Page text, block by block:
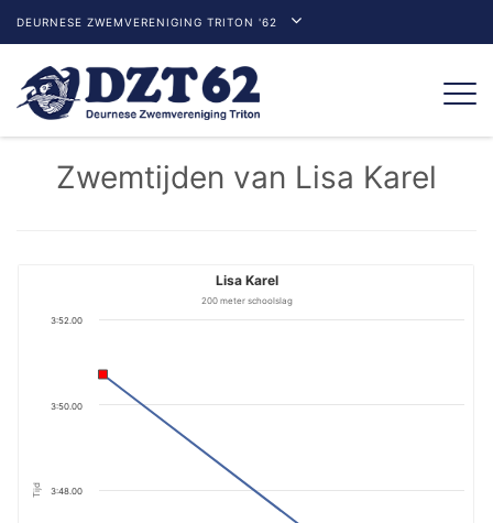
DEURNESE ZWEMVERENIGING TRITON '62
Zwemtijden van Lisa Karel
Tijd
Lisa Karel
200 meter schoolslag
3:48.00
3:50.00
3:52.00